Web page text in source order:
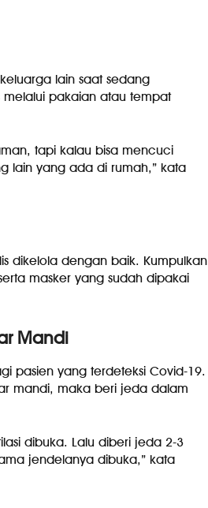
lain saat sedang
pakaian atau tempat
tapi kalau bisa mencuci
lain yang ada di rumah,” kata
dikelola dengan baik. Kumpulkan
masker yang sudah dipakai
Mandi
pasien yang terdeteksi Covid-19.
mandi, maka beri jeda dalam
dibuka. Lalu diberi jeda 2-3
jendelanya dibuka,” kata